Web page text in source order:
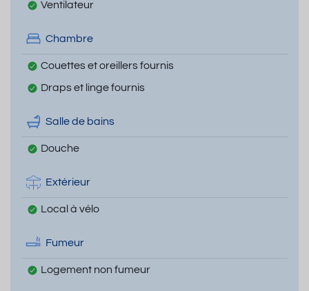
Ventilateur
Chambre
Couettes et oreillers fournis
Draps et linge fournis
Salle de bains
Douche
Extérieur
Local à vélo
Fumeur
Logement non fumeur